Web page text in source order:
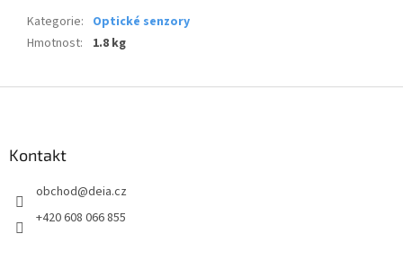
Kategorie: Optické senzory
Hmotnost: 1.8 kg
Kontakt
obchod@deia.cz
+420 608 066 855